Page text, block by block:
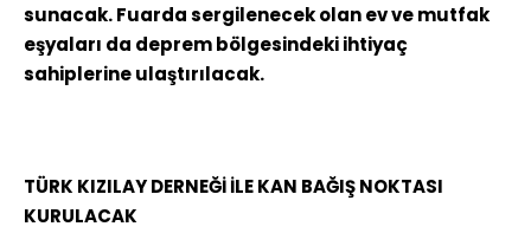
sunacak. Fuarda sergilenecek olan ev ve mutfak
eşyaları da deprem bölgesindeki ihtiyaç
sahiplerine ulaştırılacak.
TÜRK KIZILAY DERNEĞİ İLE KAN BAĞIŞ NOKTASI
KURULACAK